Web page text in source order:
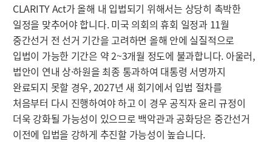
CLARITY Act가 올해 내 입법되기 위해서는 상당히 촉박한
일정을 맞추어야 합니다. 미국 의회의 휴회 일정과 11월
중간선거 전 선거 기간을 고려하면 올해 안에 실질적으로
입법이 가능한 기간은 약 2~3개월 정도에 불과합니다. 아울러,
법안이 연내 상·하원을 최종 통과하여 대통령 서명까지
완료되지 못할 경우, 2027년 새 회기에서 입법 절차를
처음부터 다시 진행하여야 하고 이 경우 공직자 윤리 규정이
더욱 강화될 가능성이 있으므로 백악관과 공화당은 중간선거
이전에 입법을 강하게 추진할 가능성이 높습니다.